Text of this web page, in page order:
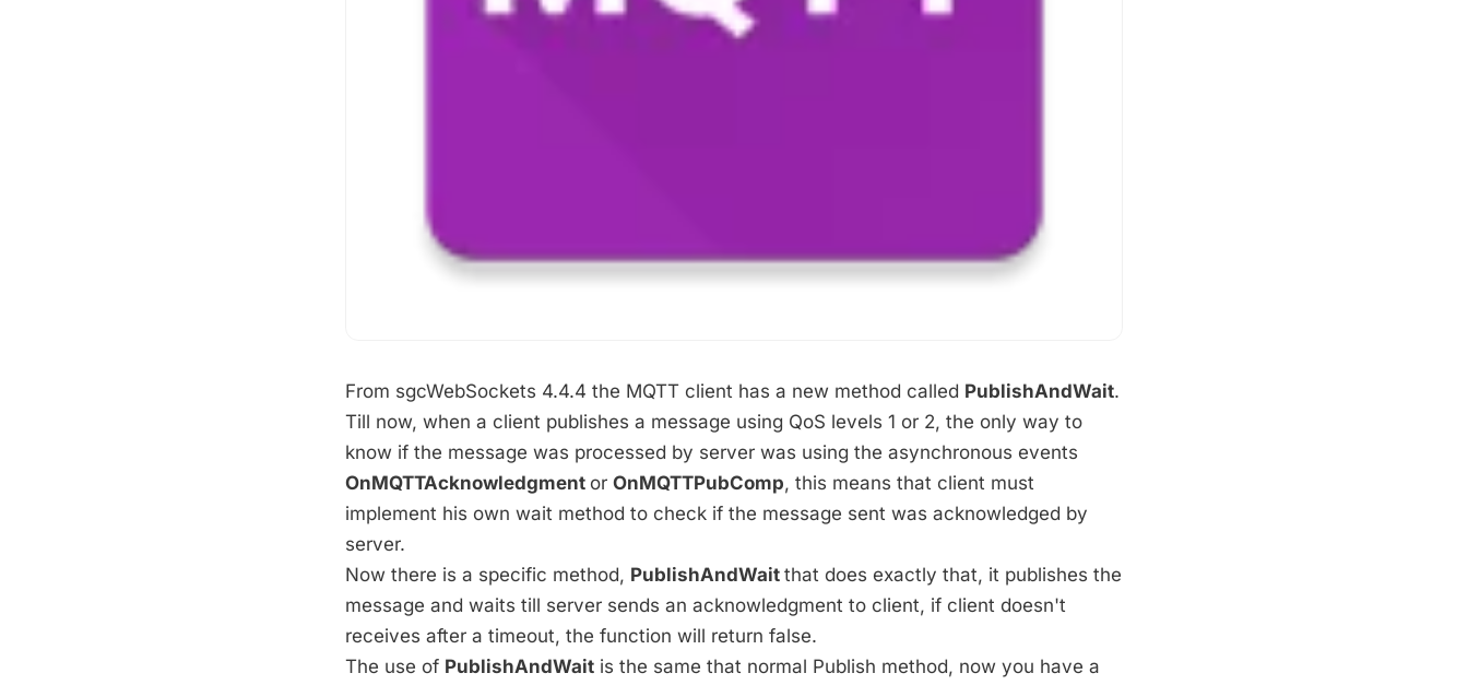
From sgcWebSockets 4.4.4 the MQTT client has a new method called PublishAndWait.
Till now, when a client publishes a message using QoS levels 1 or 2, the only way to
know if the message was processed by server was using the asynchronous events
OnMQTTAcknowledgment or OnMQTTPubComp, this means that client must
implement his own wait method to check if the message sent was acknowledged by
server.
Now there is a specific method, PublishAndWait that does exactly that, it publishes the
message and waits till server sends an acknowledgment to client, if client doesn't
receives after a timeout, the function will return false.
The use of PublishAndWait is the same that normal Publish method, now you have a